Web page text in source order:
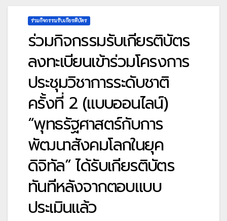
ร่วมกิจกรรมรับเกียรติบัตร
ร่วมกิจกรรมรับเกียรติบัตร
ลงทะเบียนเข้าร่วมโครงการ
ประชุมวิชาการระดับชาติ
ครั้งที่ 2 (แบบออนไลน์)
“พุทธรัฐศาสตร์กับการ
พัฒนาสังคมโลกในยุค
ดิจิทัล” ได้รับเกียรติบัตร
ทันทีหลังจากตอบแบบ
ประเมินแล้ว